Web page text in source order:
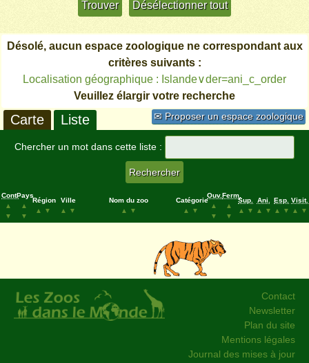
Désolé, aucun espace zoologique ne correspondant aux
critères suivants :
Localisation géographique : Islande∨der=ani_c_order
Veuillez élargir votre recherche
✉ Proposer un espace zoologique
Carte Liste
Chercher un mot dans cette liste :
Cont.
▲
▼
Pays
▲
▼
Région
▲
▼
Ville
▲
▼
Nom du zoo
▲
▼
Catégorie
▲
▼
Ouv.
▲
▼
Ferm.
▲
▼
Sup.
▲
▼
Ani.
▲
▼
Esp.
▲
▼
Visit.
▲
▼
Contact
Newsletter
Plan du site
Mentions légales
Journal des mises à jour